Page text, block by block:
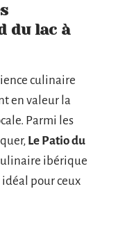
du lac à
culinaire
en valeur la
Parmi les
Le Patio du
ibérique
idéal pour ceux